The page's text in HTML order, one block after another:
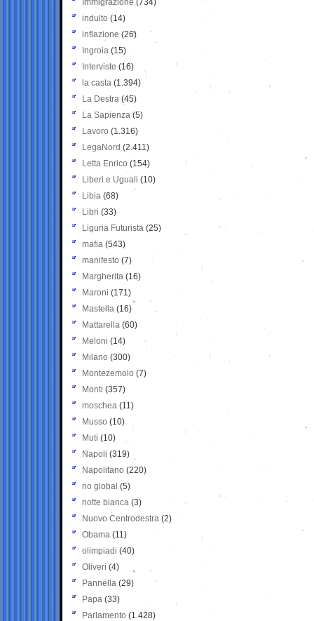
Immigrazione (734)
indulto (14)
inflazione (26)
Ingroia (15)
Interviste (16)
la casta (1.394)
La Destra (45)
La Sapienza (5)
Lavoro (1.316)
LegaNord (2.411)
Letta Enrico (154)
Liberi e Uguali (10)
Libia (68)
Libri (33)
Liguria Futurista (25)
mafia (543)
manifesto (7)
Margherita (16)
Maroni (171)
Mastella (16)
Mattarella (60)
Meloni (14)
Milano (300)
Montezemolo (7)
Monti (357)
moschea (11)
Musso (10)
Muti (10)
Napoli (319)
Napolitano (220)
no global (5)
notte bianca (3)
Nuovo Centrodestra (2)
Obama (11)
olimpiadi (40)
Oliveri (4)
Pannella (29)
Papa (33)
Parlamento (1.428)